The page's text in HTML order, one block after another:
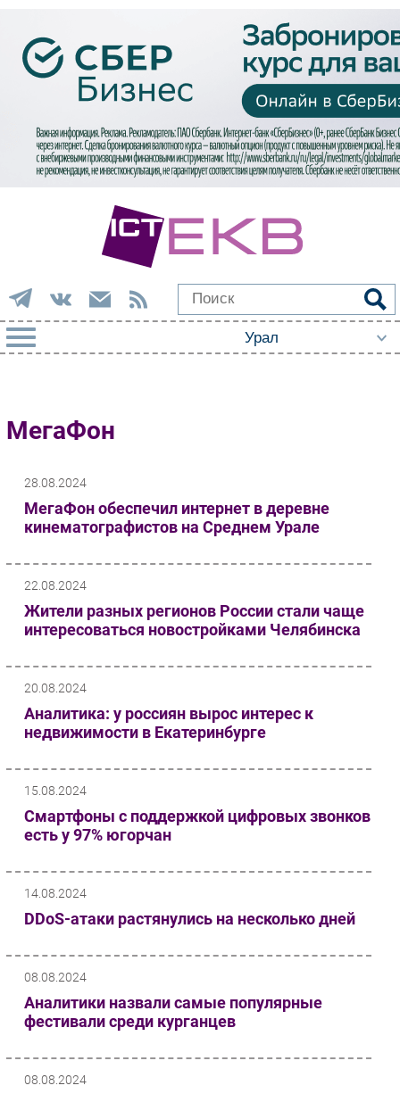
Импорто­замещение
Мобильная связь
Фиксированная связь
Торговые сети
Кадры
Финансы
Web
Безопасность
Инновации
CIO/Управление ИТ
Гаджеты
Здоровье
РАЗДЕЛЫ
Новости
Интервью
Мероприятия
МегаФон
28.08.2024
МегаФон обеспечил интернет в деревне
кинематографистов на Среднем Урале
22.08.2024
Жители разных регионов России стали чаще
интересоваться новостройками Челябинска
20.08.2024
Аналитика: у россиян вырос интерес к
недвижимости в Екатеринбурге
15.08.2024
Смартфоны с поддержкой цифровых звонков
есть у 97% югорчан
14.08.2024
DDoS-атаки растянулись на несколько дней
08.08.2024
Аналитики назвали самые популярные
фестивали среди курганцев
08.08.2024